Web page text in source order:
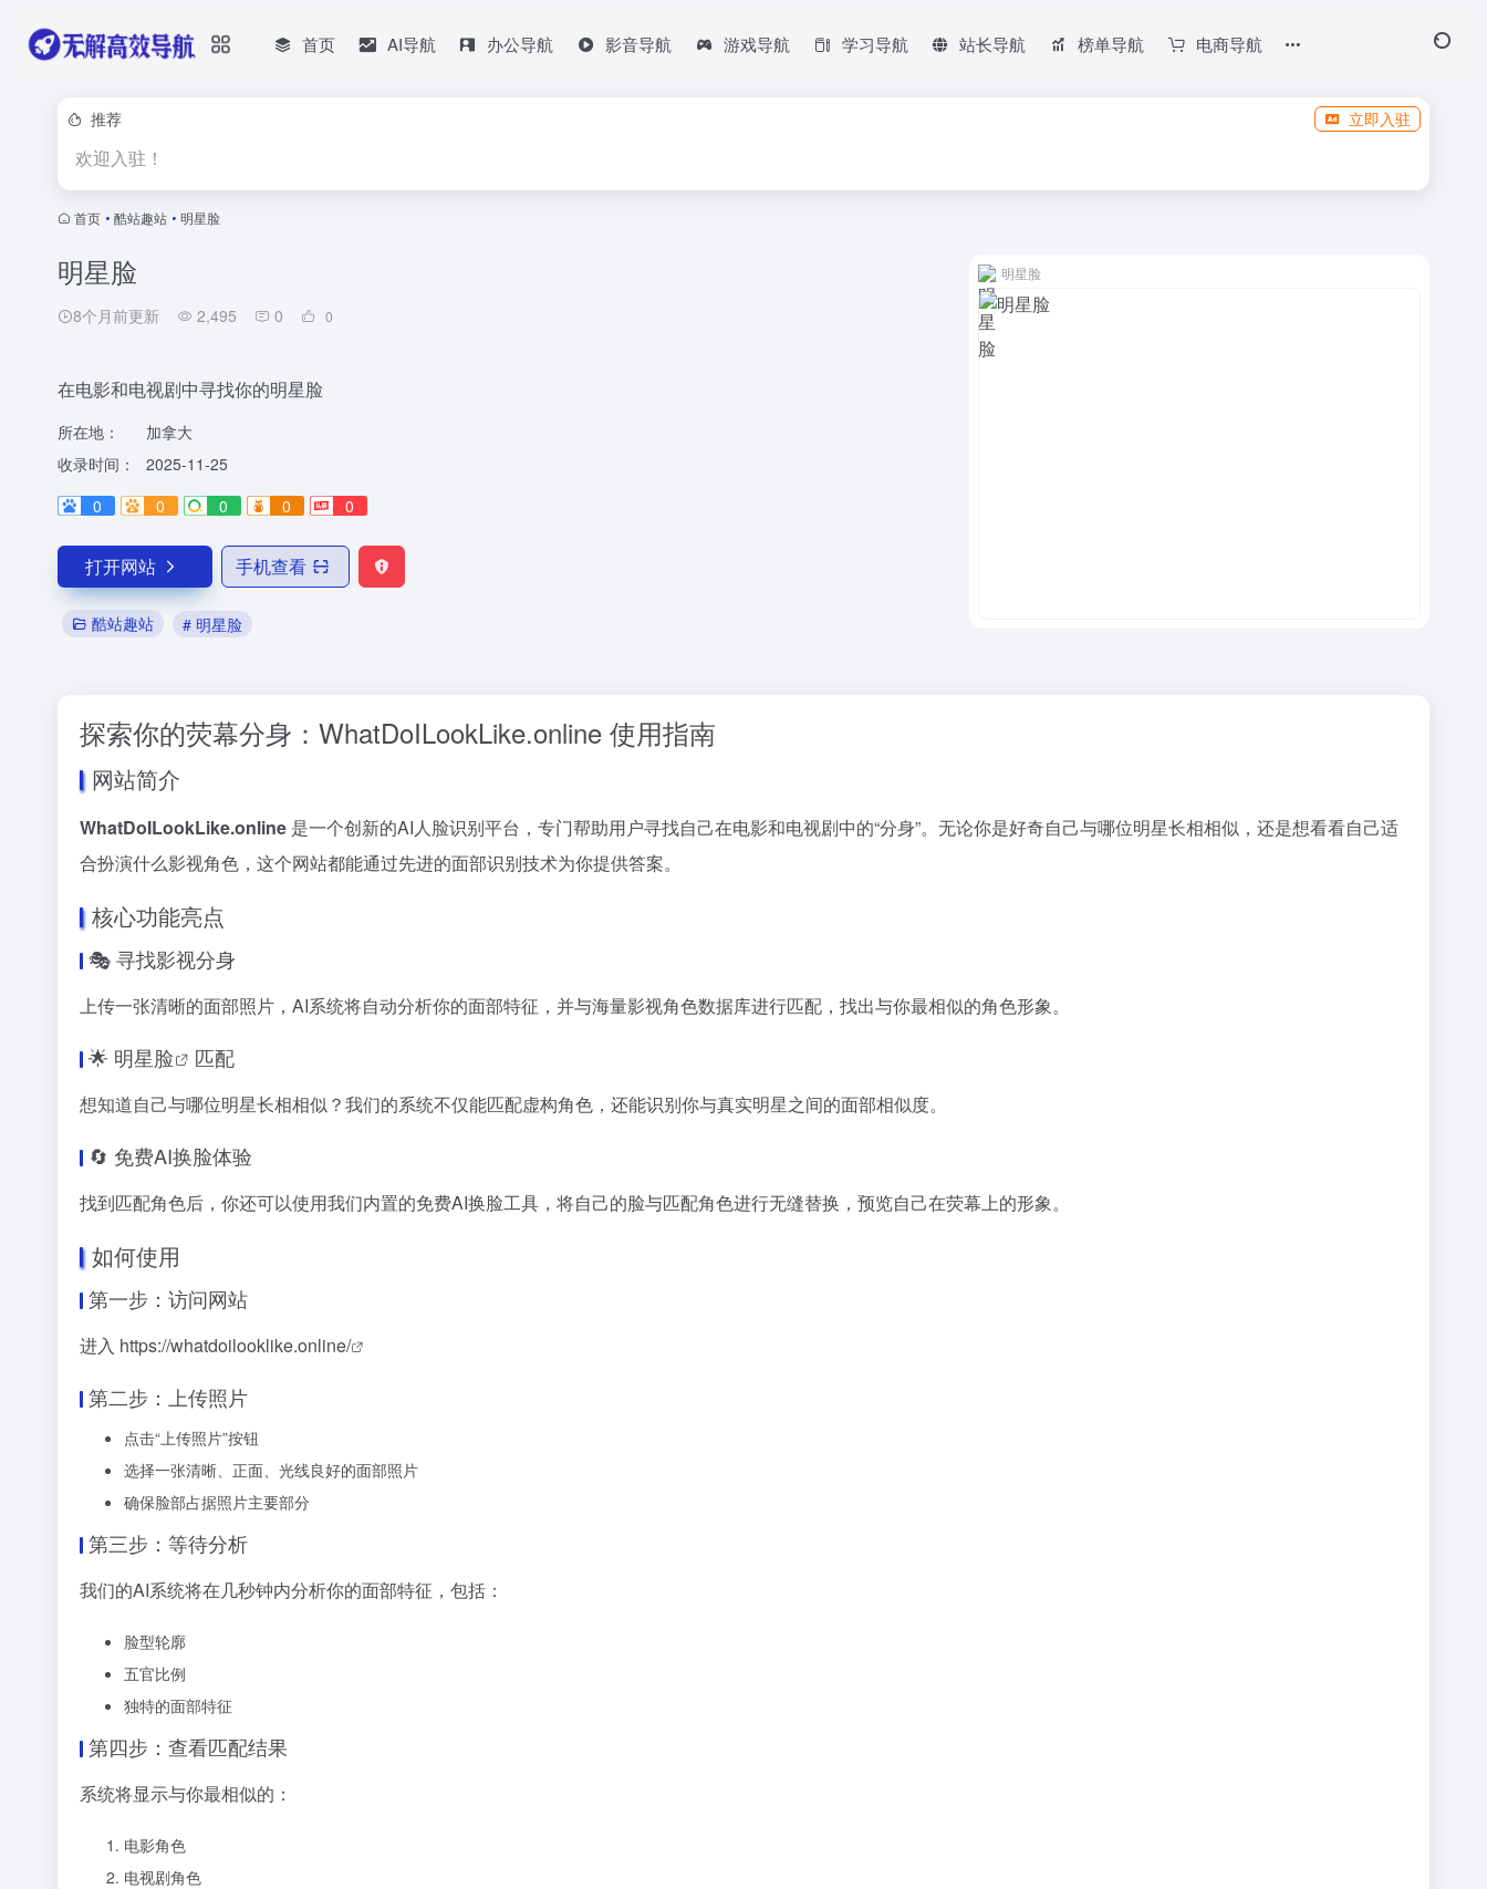
首页 AI导航 办公导航 影音导航 游戏导航 学习导航 站长导航 榜单导航 电商导航
推荐 立即入驻
欢迎入驻！
首页 • 酷站趣站 • 明星脸
明星脸
8个月前更新 2,495 0 0
在电影和电视剧中寻找你的明星脸
所在地：
加拿大
收录时间：
2025-11-25
0
0 0 0 0
打开网站 手机查看
酷站趣站 # 明星脸
明星脸
探索你的荧幕分身：WhatDoILookLike.online 使用指南
网站简介
WhatDoILookLike.online 是一个创新的AI人脸识别平台，专门帮助用户寻找自己在电影和电视剧中的“分身”。无论你是好奇自己与哪位明星长相相似，还是想看看自己适
合扮演什么影视角色，这个网站都能通过先进的面部识别技术为你提供答案。
核心功能亮点
🎭 寻找影视分身
上传一张清晰的面部照片，AI系统将自动分析你的面部特征，并与海量影视角色数据库进行匹配，找出与你最相似的角色形象。
🌟 明星脸 匹配
想知道自己与哪位明星长相相似？我们的系统不仅能匹配虚构角色，还能识别你与真实明星之间的面部相似度。
🔄 免费AI换脸体验
找到匹配角色后，你还可以使用我们内置的免费AI换脸工具，将自己的脸与匹配角色进行无缝替换，预览自己在荧幕上的形象。
如何使用
第一步：访问网站
进入 https://whatdoilooklike.online/
第二步：上传照片
点击“上传照片”按钮
选择一张清晰、正面、光线良好的面部照片
确保脸部占据照片主要部分
第三步：等待分析
我们的AI系统将在几秒钟内分析你的面部特征，包括：
脸型轮廓
五官比例
独特的面部特征
第四步：查看匹配结果
系统将显示与你最相似的：
电影角色
电视剧角色